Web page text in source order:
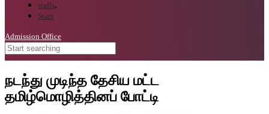
staffs
Stars
Admission Office
நடந்து முடிந்த தேசிய மட்ட
தமிழ்மொழித்தினப் போட்டி